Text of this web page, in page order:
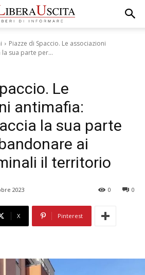
Piazze di Spaccio. Le associazioni
sua parte per...
Le
antimafia:
la sua parte
ai
il territorio
2023 0
0
X Pinterest